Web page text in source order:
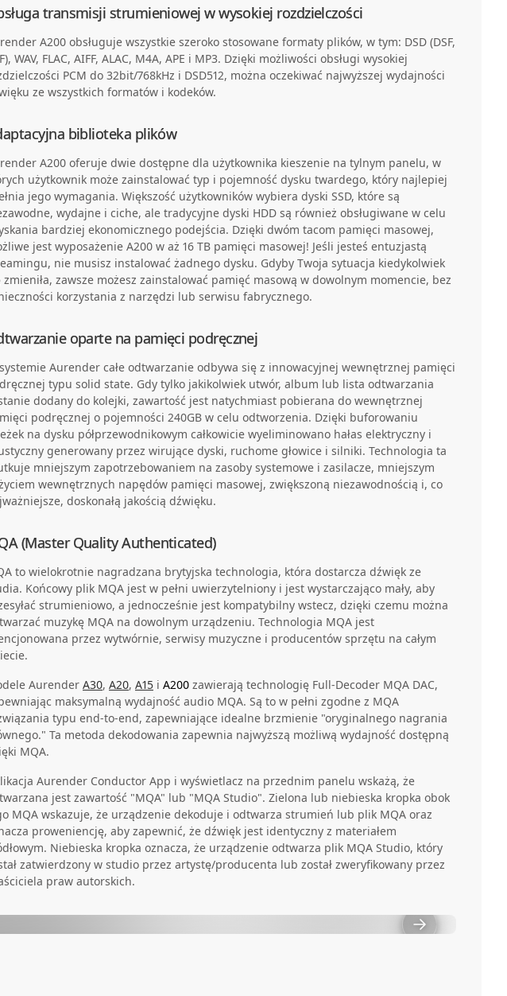
transmisji strumieniowej w wysokiej rozdzielczości
A200 obsługuje wszystkie szeroko stosowane formaty plików, w tym: DSD (DSF,
WAV, FLAC, AIFF, ALAC, M4A, APE i MP3. Dzięki możliwości obsługi wysokiej
PCM do 32bit/768kHz i DSD512, można oczekiwać najwyższej wydajności
ze wszystkich formatów i kodeków.
biblioteka plików
A200 oferuje dwie dostępne dla użytkownika kieszenie na tylnym panelu, w
użytkownik może zainstalować typ i pojemność dysku twardego, który najlepiej
jego wymagania. Większość użytkowników wybiera dyski SSD, które są
wydajne i ciche, ale tradycyjne dyski HDD są również obsługiwane w celu
bardziej ekonomicznego podejścia. Dzięki dwóm tacom pamięci masowej,
jest wyposażenie A200 w aż 16 TB pamięci masowej! Jeśli jesteś entuzjastą
nie musisz instalować żadnego dysku. Gdyby Twoja sytuacja kiedykolwiek
zmieniła, zawsze możesz zainstalować pamięć masową w dowolnym momencie, bez
korzystania z narzędzi lub serwisu fabrycznego.
oparte na pamięci podręcznej
Aurender całe odtwarzanie odbywa się z innowacyjnej wewnętrznej pamięci
typu solid state. Gdy tylko jakikolwiek utwór, album lub lista odtwarzania
dodany do kolejki, zawartość jest natychmiast pobierana do wewnętrznej
podręcznej o pojemności 240GB w celu odtworzenia. Dzięki buforowaniu
na dysku półprzewodnikowym całkowicie wyeliminowano hałas elektryczny i
generowany przez wirujące dyski, ruchome głowice i silniki. Technologia ta
mniejszym zapotrzebowaniem na zasoby systemowe i zasilacze, mniejszym
wewnętrznych napędów pamięci masowej, zwiększoną niezawodnością i, co
doskonałą jakością dźwięku.
(Master Quality Authenticated)
to wielokrotnie nagradzana brytyjska technologia, która dostarcza dźwięk ze
Końcowy plik MQA jest w pełni uwierzytelniony i jest wystarczająco mały, aby
strumieniowo, a jednocześnie jest kompatybilny wstecz, dzięki czemu można
muzykę MQA na dowolnym urządzeniu. Technologia MQA jest
przez wytwórnie, serwisy muzyczne i producentów sprzętu na całym
Aurender A30, A20, A15 i A200 zawierają technologię Full-Decoder MQA DAC,
maksymalną wydajność audio MQA. Są to w pełni zgodne z MQA
typu end-to-end, zapewniające idealne brzmienie "oryginalnego nagrania
Ta metoda dekodowania zapewnia najwyższą możliwą wydajność dostępną
MQA.
Aurender Conductor App i wyświetlacz na przednim panelu wskażą, że
jest zawartość "MQA" lub "MQA Studio". Zielona lub niebieska kropka obok
MQA wskazuje, że urządzenie dekoduje i odtwarza strumień lub plik MQA oraz
proweniencję, aby zapewnić, że dźwięk jest identyczny z materiałem
Niebieska kropka oznacza, że urządzenie odtwarza plik MQA Studio, który
zatwierdzony w studio przez artystę/producenta lub został zweryfikowany przez
praw autorskich.